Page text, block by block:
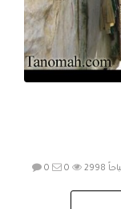
0 0 2998